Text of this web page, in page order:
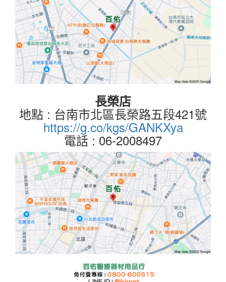
長榮店
地點 : 台南市北區長榮路五段421號
https://g.co/kgs/GANKXya
電話 : 06-2008497